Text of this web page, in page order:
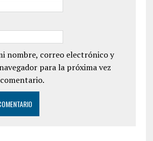
nombre, correo electrónico y
para la próxima vez